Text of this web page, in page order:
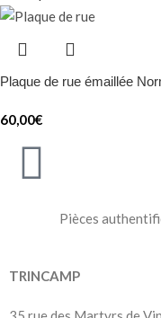
Plaque de rue émaillée
60,00€
Pièces
TRINCAMP